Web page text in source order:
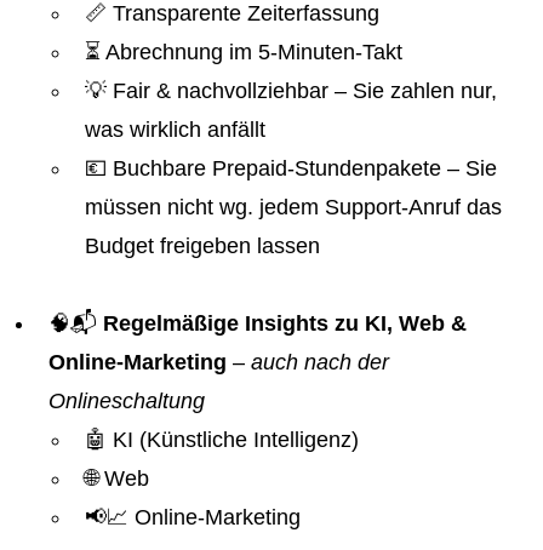
📏 Transparente Zeiterfassung
⏳ Abrechnung im 5-Minuten-Takt
💡 Fair & nachvollziehbar – Sie zahlen nur,
was wirklich anfällt
💶 Buchbare Prepaid-Stundenpakete – Sie
müssen nicht wg. jedem Support-Anruf das
Budget freigeben lassen
🧠📬 Regelmäßige Insights zu KI, Web &
Online-Marketing – auch nach der
Onlineschaltung
🤖 KI (Künstliche Intelligenz)
🌐 Web
📢📈 Online-Marketing